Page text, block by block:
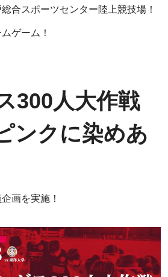
合スポーツセンター陸上競技場！
ゲーム！
300人大作戦
ンクに染めあ
画を実施！